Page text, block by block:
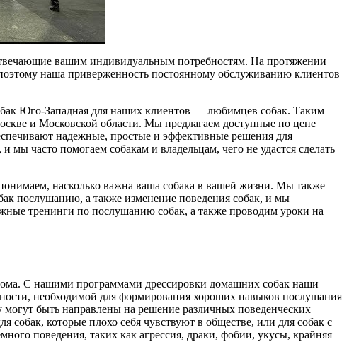
вашим индивидуальным потребностям. На протяжении
наша приверженность постоянному обслуживанию клиентов
Юго-Западная для наших клиентов — любимцев собак. Таким
и Московской области. Мы предлагаем доступные по цене
надежные, простые и эффективные решения для
часто помогаем собакам и владельцам, чего не удастся сделать
насколько важна ваша собака в вашей жизни. Мы также
послушанию, а также изменение поведения собак, и мы
тренинги по послушанию собак, а также проводим уроки на
С нашими программами дрессировки домашних собак наши
необходимой для формирования хороших навыков послушания
быть направлены на решение различных поведенческих
собак, которые плохо себя чувствуют в обществе, или для собак с
поведения, таких как агрессия, драки, фобии, укусы, крайняя